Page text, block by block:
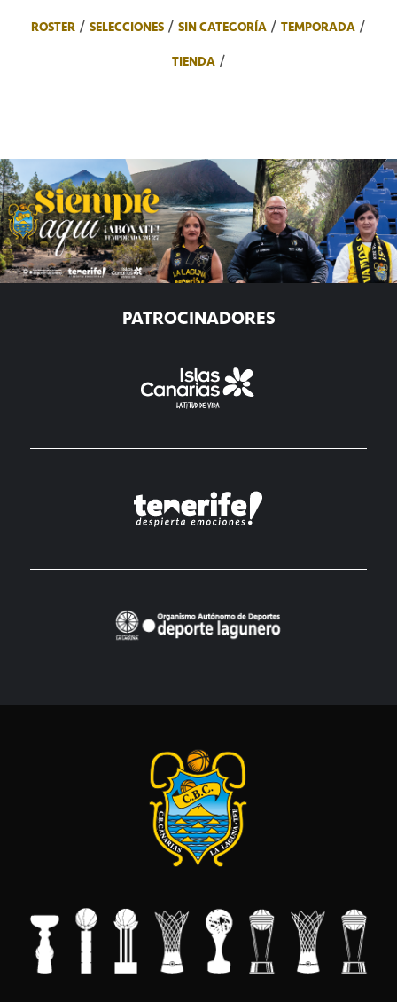
ROSTER
SELECCIONES SIN CATEGORÍA
TEMPORADA
TIENDA
PATROCINADORES